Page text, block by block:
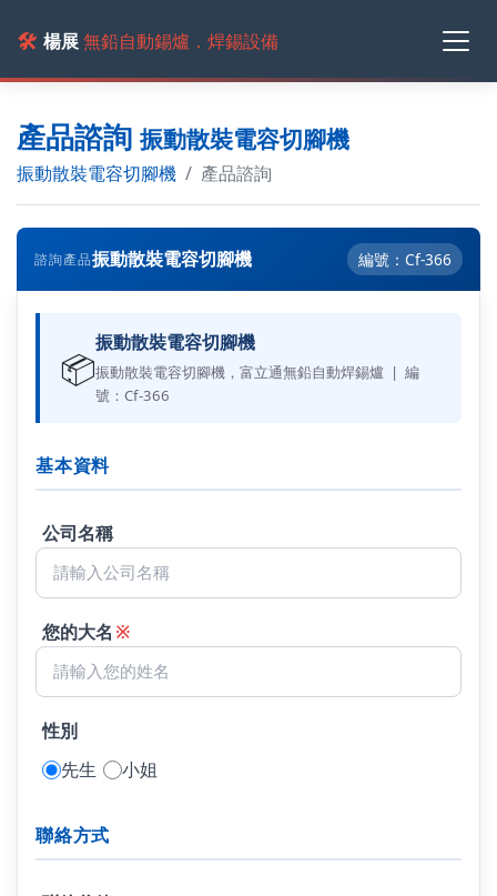
🛠️ 楊展無鉛自動錫爐．焊錫設備
產品諮詢 振動散裝電容切腳機
振動散裝電容切腳機 產品諮詢
諮詢產品振動散裝電容切腳機 編號：Cf-366
📦
振動散裝電容切腳機
振動散裝電容切腳機，富立通無鉛自動焊錫爐 | 編
號：Cf-366
基本資料
公司名稱
您的大名 ※
性別
先生
小姐
聯絡方式